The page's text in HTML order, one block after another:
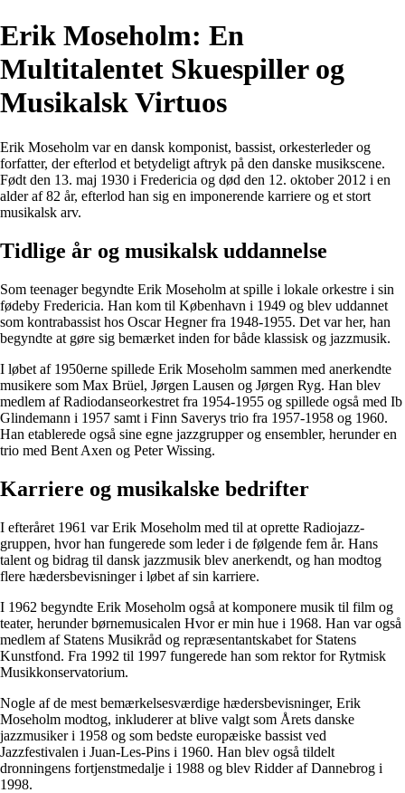
Erik Moseholm: En
Multitalentet Skuespiller og
Musikalsk Virtuos
Erik Moseholm var en dansk komponist, bassist, orkesterleder og
forfatter, der efterlod et betydeligt aftryk på den danske musikscene.
Født den 13. maj 1930 i Fredericia og død den 12. oktober 2012 i en
alder af 82 år, efterlod han sig en imponerende karriere og et stort
musikalsk arv.
Tidlige år og musikalsk uddannelse
Som teenager begyndte Erik Moseholm at spille i lokale orkestre i sin
fødeby Fredericia. Han kom til København i 1949 og blev uddannet
som kontrabassist hos Oscar Hegner fra 1948-1955. Det var her, han
begyndte at gøre sig bemærket inden for både klassisk og jazzmusik.
I løbet af 1950erne spillede Erik Moseholm sammen med anerkendte
musikere som Max Brüel, Jørgen Lausen og Jørgen Ryg. Han blev
medlem af Radiodanseorkestret fra 1954-1955 og spillede også med Ib
Glindemann i 1957 samt i Finn Saverys trio fra 1957-1958 og 1960.
Han etablerede også sine egne jazzgrupper og ensembler, herunder en
trio med Bent Axen og Peter Wissing.
Karriere og musikalske bedrifter
I efteråret 1961 var Erik Moseholm med til at oprette Radiojazz-
gruppen, hvor han fungerede som leder i de følgende fem år. Hans
talent og bidrag til dansk jazzmusik blev anerkendt, og han modtog
flere hædersbevisninger i løbet af sin karriere.
I 1962 begyndte Erik Moseholm også at komponere musik til film og
teater, herunder børnemusicalen Hvor er min hue i 1968. Han var også
medlem af Statens Musikråd og repræsentantskabet for Statens
Kunstfond. Fra 1992 til 1997 fungerede han som rektor for Rytmisk
Musikkonservatorium.
Nogle af de mest bemærkelsesværdige hædersbevisninger, Erik
Moseholm modtog, inkluderer at blive valgt som Årets danske
jazzmusiker i 1958 og som bedste europæiske bassist ved
Jazzfestivalen i Juan-Les-Pins i 1960. Han blev også tildelt
dronningens fortjenstmedalje i 1988 og blev Ridder af Dannebrog i
1998.